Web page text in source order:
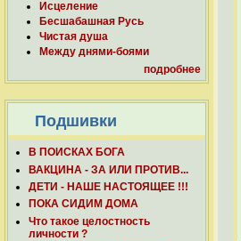
Исцеление
Бесшабашная Русь
Чистая душа
Между днями-боями
подробнее
Подшивки
В ПОИСКАХ БОГА
ВАКЦИНА - ЗА ИЛИ ПРОТИВ...
ДЕТИ - НАШЕ НАСТОЯЩЕЕ !!!
ПОКА СИДИМ ДОМА
Что такое целостность
личности ?